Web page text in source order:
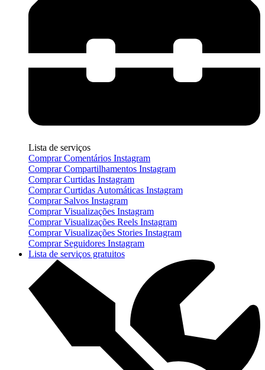
Lista de serviços
Comprar Comentários Instagram
Comprar Compartilhamentos Instagram
Comprar Curtidas Instagram
Comprar Curtidas Automáticas Instagram
Comprar Salvos Instagram
Comprar Visualizações Instagram
Comprar Visualizações Reels Instagram
Comprar Visualizações Stories Instagram
Comprar Seguidores Instagram
Lista de serviços gratuitos